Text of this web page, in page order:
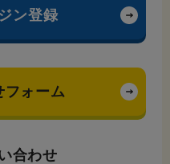
ン登録
フォーム
合わせ